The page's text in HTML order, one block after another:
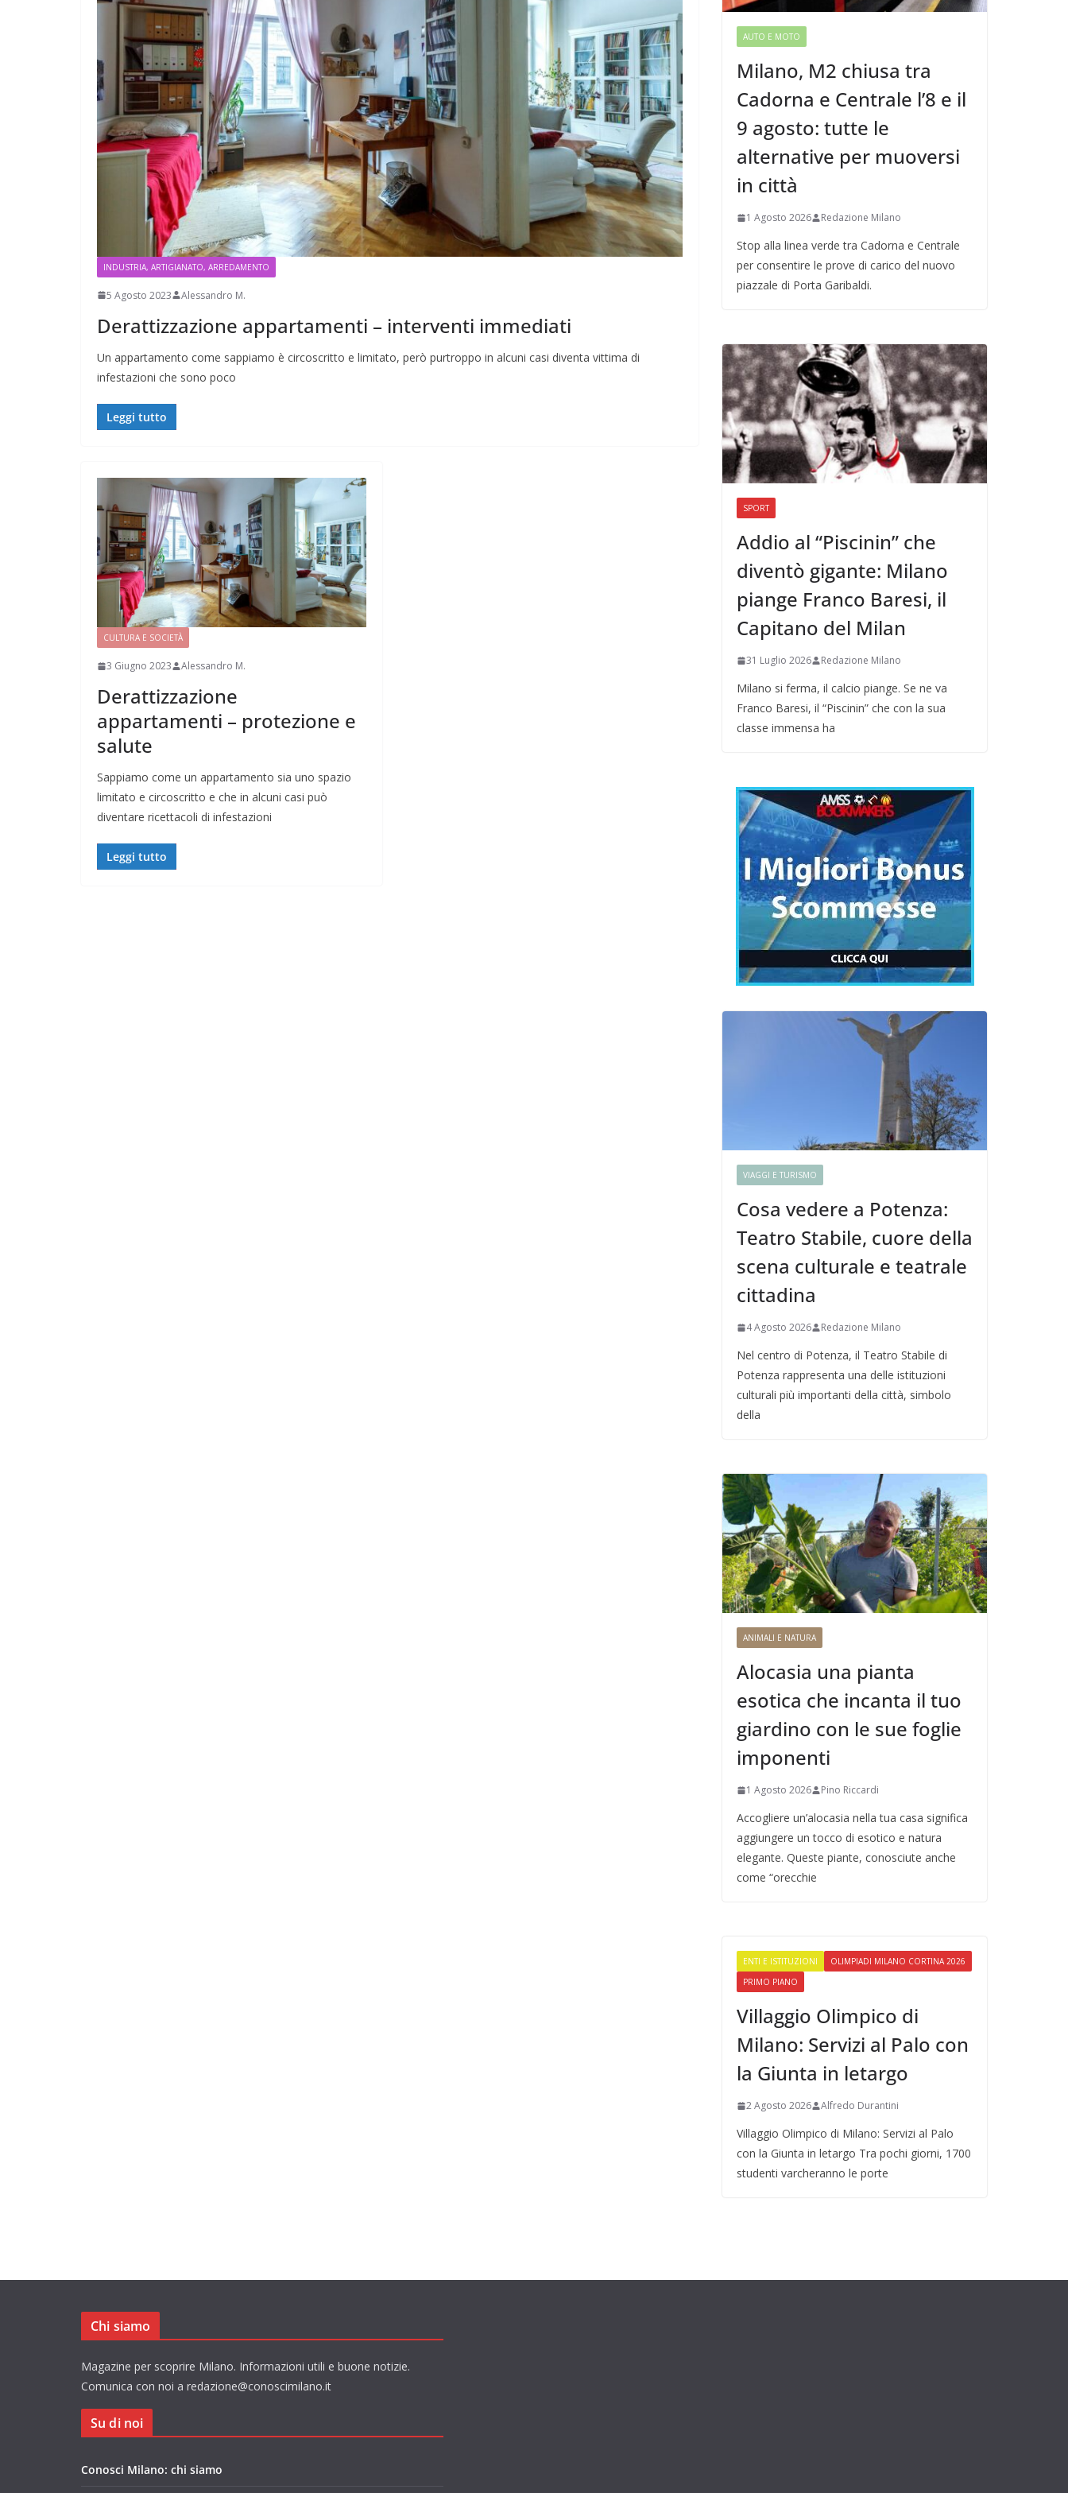
INDUSTRIA, ARTIGIANATO, ARREDAMENTO
5 Agosto 2023 Alessandro M.
Derattizzazione appartamenti – interventi immediati
Un appartamento come sappiamo è circoscritto e limitato, però purtroppo in alcuni casi diventa vittima di
infestazioni che sono poco
Leggi tutto
CULTURA E SOCIETÀ
3 Giugno 2023 Alessandro M.
Derattizzazione
appartamenti – protezione e
salute
Sappiamo come un appartamento sia uno spazio
limitato e circoscritto e che in alcuni casi può
diventare ricettacoli di infestazioni
Leggi tutto
AUTO E MOTO
Milano, M2 chiusa tra
Cadorna e Centrale l’8 e il
9 agosto: tutte le
alternative per muoversi
in città
1 Agosto 2026 Redazione Milano
Stop alla linea verde tra Cadorna e Centrale
per consentire le prove di carico del nuovo
piazzale di Porta Garibaldi.
SPORT
Addio al “Piscinin” che
diventò gigante: Milano
piange Franco Baresi, il
Capitano del Milan
31 Luglio 2026 Redazione Milano
Milano si ferma, il calcio piange. Se ne va
Franco Baresi, il “Piscinin” che con la sua
classe immensa ha
VIAGGI E TURISMO
Cosa vedere a Potenza:
Teatro Stabile, cuore della
scena culturale e teatrale
cittadina
4 Agosto 2026 Redazione Milano
Nel centro di Potenza, il Teatro Stabile di
Potenza rappresenta una delle istituzioni
culturali più importanti della città, simbolo
della
ANIMALI E NATURA
Alocasia una pianta
esotica che incanta il tuo
giardino con le sue foglie
imponenti
1 Agosto 2026 Pino Riccardi
Accogliere un’alocasia nella tua casa significa
aggiungere un tocco di esotico e natura
elegante. Queste piante, conosciute anche
come “orecchie
ENTI E ISTITUZIONI
OLIMPIADI MILANO CORTINA 2026
PRIMO PIANO
Villaggio Olimpico di
Milano: Servizi al Palo con
la Giunta in letargo
2 Agosto 2026 Alfredo Durantini
Villaggio Olimpico di Milano: Servizi al Palo
con la Giunta in letargo Tra pochi giorni, 1700
studenti varcheranno le porte
Chi siamo
Magazine per scoprire Milano. Informazioni utili e buone notizie.
Comunica con noi a redazione@conoscimilano.it
Su di noi
Conosci Milano: chi siamo